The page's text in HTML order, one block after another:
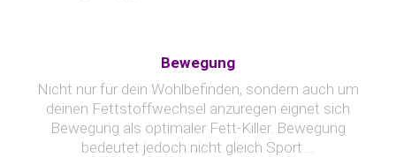
Bewegung
Nicht nur für dein Wohlbefinden, sondern auch um
deinen Fettstoffwechsel anzuregen eignet sich
Bewegung als optimaler Fett-Killer. Bewegung
bedeutet jedoch nicht gleich Sport ...